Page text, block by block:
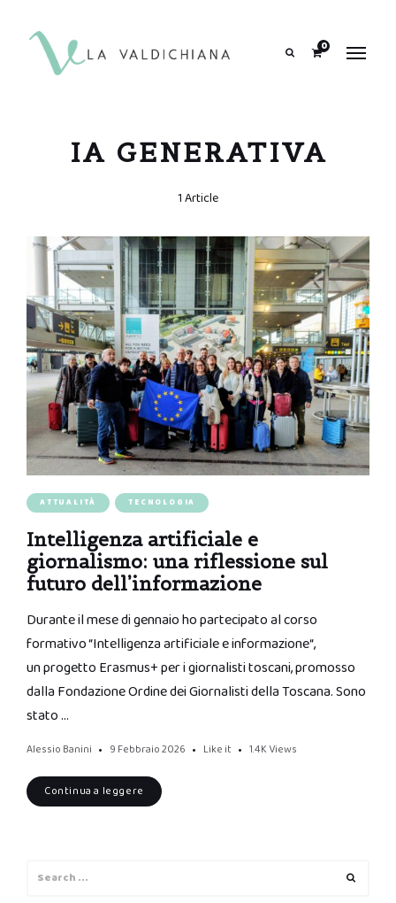
0
IA GENERATIVA
1 Article
ATTUALITÀ TECNOLOGIA
Intelligenza artificiale e
giornalismo: una riflessione sul
futuro dell’informazione
Durante il mese di gennaio ho partecipato al corso
formativo “Intelligenza artificiale e informazione“,
un progetto Erasmus+ per i giornalisti toscani, promosso
dalla Fondazione Ordine dei Giornalisti della Toscana. Sono
stato …
Alessio Banini 9 Febbraio 2026 Like it 1.4K Views
Continua a leggere
for: